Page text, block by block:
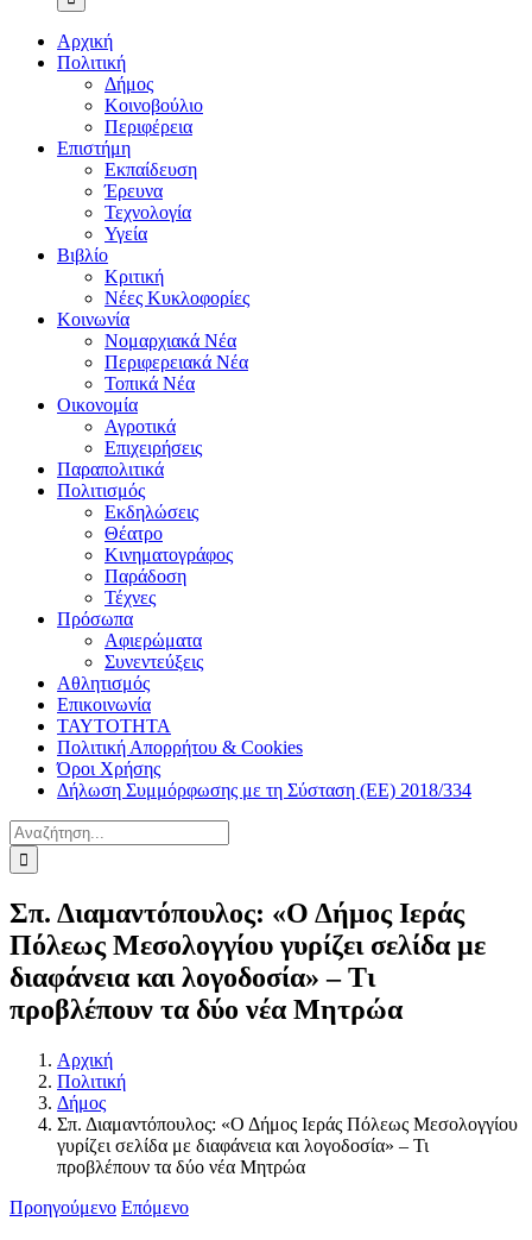
Αρχική
Πολιτική
Δήμος
Κοινοβούλιο
Περιφέρεια
Επιστήμη
Εκπαίδευση
Έρευνα
Τεχνολογία
Υγεία
Βιβλίο
Κριτική
Νέες Κυκλοφορίες
Κοινωνία
Νομαρχιακά Νέα
Περιφερειακά Νέα
Τοπικά Νέα
Οικονομία
Αγροτικά
Επιχειρήσεις
Παραπολιτικά
Πολιτισμός
Εκδηλώσεις
Θέατρο
Κινηματογράφος
Παράδοση
Τέχνες
Πρόσωπα
Αφιερώματα
Συνεντεύξεις
Αθλητισμός
Επικοινωνία
ΤΑΥΤΟΤΗΤΑ
Πολιτική Απορρήτου & Cookies
Όροι Χρήσης
Δήλωση Συμμόρφωσης με τη Σύσταση (ΕΕ) 2018/334
Αναζήτηση
για:
Σπ. Διαμαντόπουλος: «Ο Δήμος Ιεράς
Πόλεως Μεσολογγίου γυρίζει σελίδα με
διαφάνεια και λογοδοσία» – Τι
προβλέπουν τα δύο νέα Μητρώα
Αρχική
Πολιτική
Δήμος
Σπ. Διαμαντόπουλος: «Ο Δήμος Ιεράς Πόλεως Μεσολογγίου
γυρίζει σελίδα με διαφάνεια και λογοδοσία» – Τι
προβλέπουν τα δύο νέα Μητρώα
Προηγούμενο Επόμενο